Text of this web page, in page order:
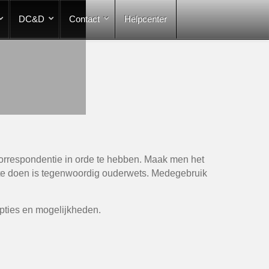
DC&D Contact Helpcenter
in orde te hebben. Maak men het
doen is tegenwoordig ouderwets. Medegebruik
en mogelijkheden.